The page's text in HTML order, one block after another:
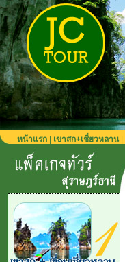
หน้าแรก เขาสก+เชี่ยวหลาน|